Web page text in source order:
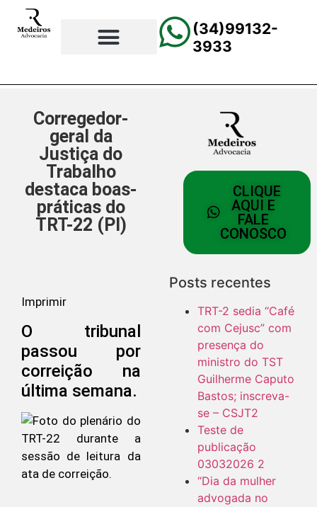
(34)99132-
3933
Corregedor-
geral da
Justiça do
Trabalho
destaca boas-
práticas do
TRT-22 (PI)
Imprimir
O tribunal
passou por
correição na
última semana.
CLIQUE
AQUI E
FALE
CONOSCO
Posts recentes
TRT-2 sedia “Café
com Cejusc” com
presença do
ministro do TST
Guilherme Caputo
Bastos; inscreva-
se – CSJT2
Teste de
publicação
03032026 2
“Dia da mulher
advogada no